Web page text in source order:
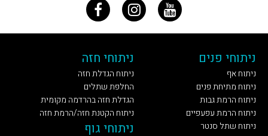
ניתוחי פנים
ניתוח אף
ניתוח מתיחת פנים
ניתוח הרמת גבות
ניתוח הרמת עפעפיים
ניתוח שתל סנטר
ניתוחי חזה
ניתוח הגדלת חזה
החלפת שתלים
הגדלת חזה בהרדמה מקומית
ניתוח הקטנת חזה/הרמת חזה
ניתוחי גוף